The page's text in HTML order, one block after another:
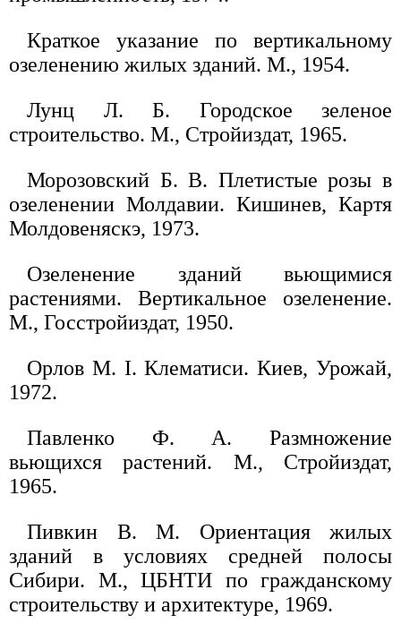
Краткое указание по вертикальному
озеленению жилых зданий. М., 1954.
Лунц Л. Б. Городское зеленое
строительство. М., Стройиздат, 1965.
Морозовский Б. В. Плетистые розы в
озеленении Молдавии. Кишинев, Картя
Молдовеняскэ, 1973.
Озеленение зданий вьющимися
растениями. Вертикальное озеленение.
М., Госстройиздат, 1950.
Орлов М. I. Клематиси. Киев, Урожай,
1972.
Павленко Ф. А. Размножение
вьющихся растений. М., Стройиздат,
1965.
Пивкин В. М. Ориентация жилых
зданий в условиях средней полосы
Сибири. М., ЦБНТИ по гражданскому
строительству и архитектуре, 1969.